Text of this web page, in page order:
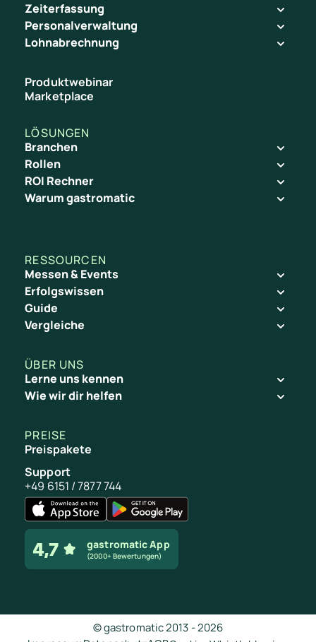
Zeiterfassung
Personalverwaltung
Lohnabrechnung
Produktwebinar
Marketplace
LÖSUNGEN
Branchen
Rollen
ROI Rechner
Warum gastromatic
RESSOURCEN
Messen & Events
Erfolgswissen
Guide
Vergleiche
ÜBER UNS
Lerne uns kennen
Wie wir dir helfen
PREISE
Preispakete
Support
+49 6151 / 7877 744
gastromatic App
(2000+ Bewertungen)
© gastromatic 2013 -2026